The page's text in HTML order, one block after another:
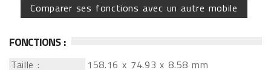
Comparer ses fonctions avec un autre mobile
FONCTIONS :
Taille :
158.16 x 74.93 x 8.58 mm